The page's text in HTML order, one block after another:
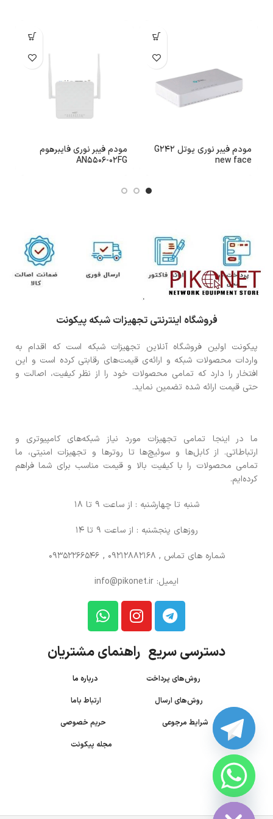
مودم فیبر نوری یوتل G242
new face
مودم فیبر نوری فایبرهوم
AN5506-02FG
فروشگاه اینترنتی تجهیزات شبکه پیکونت
پیکونت اولین فروشگاه آنلاین تجهیزات شبکه است که اقدام به
واردات محصولات شبکه و ارائه‌ی قیمت‌های رقابتی کرده است و این
افتخار را دارد که تمامی محصولات خود را از نظر کیفیت، اصالت و
حتی قیمت ارائه شده تضمین نماید.
ما در اینجا تمامی تجهیزات مورد نیاز شبکه‌های کامپیوتری و
ارتباطاتی. از کابل‌ها و سوئیچ‌ها تا روترها و تجهیزات امنیتی، ما
تمامی محصولات را با کیفیت بالا و قیمت مناسب برای شما فراهم
کرده‌ایم.
شنبه تا چهارشنبه : از ساعت 9 تا 18
روزهای پنجشنبه : از ساعت 9 تا 14
شماره های تماس , 09212882168 , 09352266546
ایمیل: info@pikonet.ir
دسترسی سریع راهنمای مشتریان
روش‌های پرداخت درباره ما
روش‌های ارسال
ارتباط باما
شرایط مرجوعی
حریم خصوصی
مجله پیکونت
HIDE
CHATY